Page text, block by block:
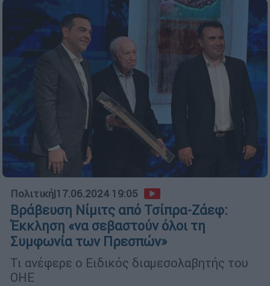
Πολιτική|17.06.2024 19:05
Βράβευση Νίμιτς από Τσίπρα-Ζάεφ:
Έκκληση «να σεβαστούν όλοι τη
Συμφωνία των Πρεσπών»
Τι ανέφερε ο Ειδικός διαμεσολαβητής του
ΟΗΕ